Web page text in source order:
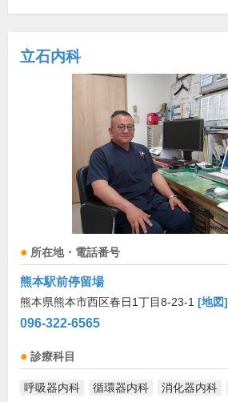
立石内科
所在地・電話番号
熊本駅前停留場
熊本県熊本市西区春日1丁目8-23-1 [地図]
096-322-6565
診療科目
呼吸器内科 循環器内科 消化器内科